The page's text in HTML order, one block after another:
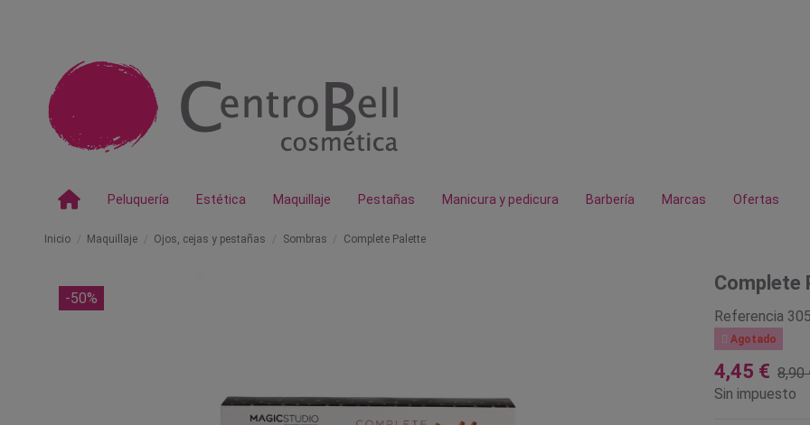
Peluquería Estética Maquillaje Pestañas Manicura y pedicura Barbería Marcas Ofertas
Inicio Maquillaje Ojos, cejas y pestañas Sombras Complete Palette
-50%
Complete
Referencia
Agotado
4,45 € 8,90
Sin impuesto